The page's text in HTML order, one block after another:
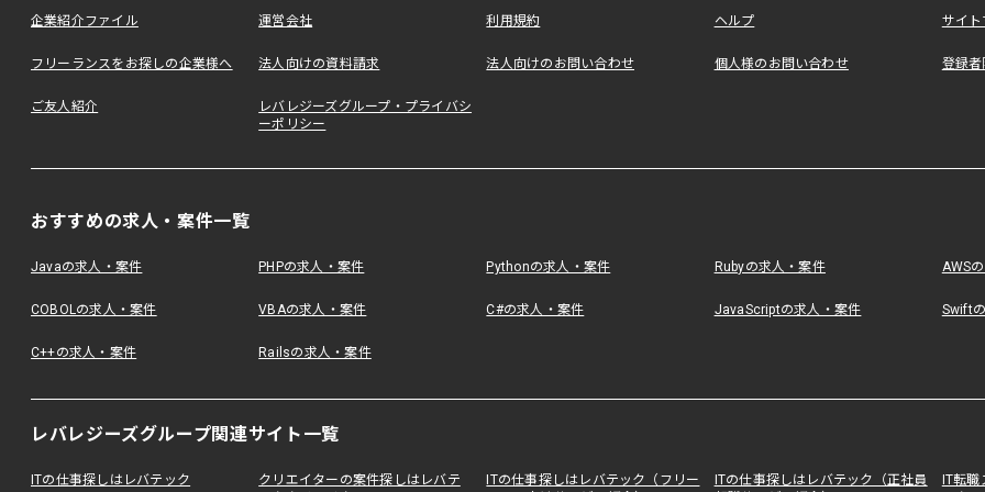
企業紹介ファイル 運営会社 利用規約 ヘルプ サイ
フリーランスをお探しの企業様へ 法人向けの資料請求 法人向けのお問い合わせ 個人様のお問い合わせ 登録
ご友人紹介
レバレジーズグループ・プライバシ
ーポリシー
おすすめの求人・案件一覧
Javaの求人・案件 PHPの求人・案件 Pythonの求人・案件 Rubyの求人・案件 AWS
COBOLの求人・案件 VBAの求人・案件 C#の求人・案件 JavaScriptの求人・案件 Swift
C++の求人・案件 Railsの求人・案件
レバレジーズグループ関連サイト一覧
ITの仕事探しはレバテック
クリエイターの案件探しはレバテ
ITの仕事探しはレバテック（フリー
ITの仕事探しはレバテック（正社員
IT転